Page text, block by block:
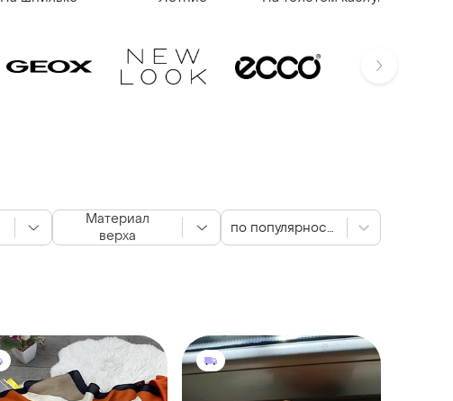
Материал
верха
по популярности